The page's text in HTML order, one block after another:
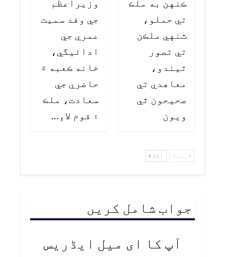
ڪنهن به ملڪ
تي حملو،
ٽنهي ملڪن
تي تصور
ٿيندو،
معاهدي تي
صحيحون ٿي
ويون
وزيراعظم
جي وفد سميت
عمري جي
ادائيگي،
خانه ڪعبه ۾
حاضري جي
سعادت، ملڪ
۽ قوم لاءِ…
پچھلا اگلا
جواب شامل کریں
آپ کا ای میل ایڈریس